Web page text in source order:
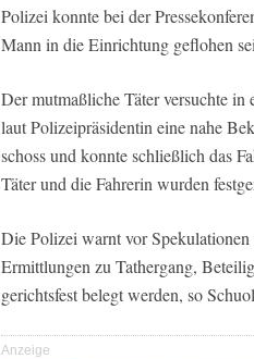
Polizei konnte bei der
Mann in die Einrichtung geflohen
Der mutmaßliche Täter versuchte
laut Polizeipräsidentin eine nahe
schoss und konnte schließlich das
Täter und die Fahrerin wurden
Die Polizei warnt vor
Ermittlungen zu Tathergang,
gerichtsfest belegt werden, so
Anzeige